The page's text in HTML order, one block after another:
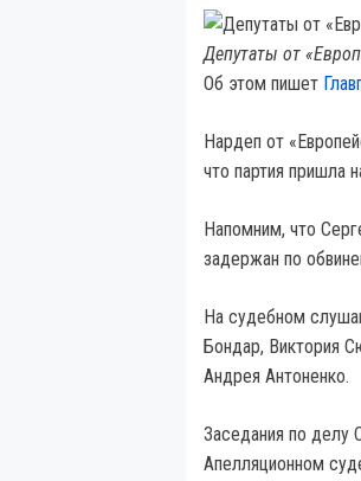
Депутаты от
Об этом пишет
Нардеп от
что партия пришла
Напомним, что
задержан по
На судебном
Бондар, Виктория
Андрея Антоненко.
Заседания по делу
Апелляционном